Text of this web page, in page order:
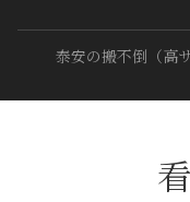
泰安の搬不倒（高